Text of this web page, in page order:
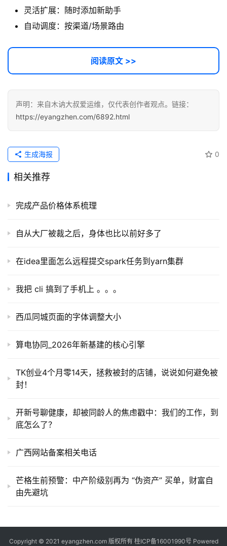
灵活扩展：随时添加新助手
自动调度：按渠道/场景路由
阅读原文 >>
声明：来自木讷大叔爱运维，仅代表创作者观点。链接：
https://eyangzhen.com/6892.html
0
生成海报
相关推荐
完成产品价格体系梳理
自从大厂被裁之后，身体也比以前好多了
在idea里面怎么远程提交spark任务到yarn集群
我把 cli 搞到了手机上 。。。
西瓜同城页面的字体调整大小
算电协同_2026年新基建的核心引擎
TK创业4个月零14天，拯救被封的店铺，说说如何避免被
封！
开新号聊健康，却被同龄人的焦虑戳中：我们的工作，到
底怎么了？
广西网站备案相关电话
芒格生前预警：中产阶级别再为 “伪资产” 买单，财富自
由先避坑
Copyright © 2021 eyangzhen.com 版权所有 桂ICP备16001990号 Powered